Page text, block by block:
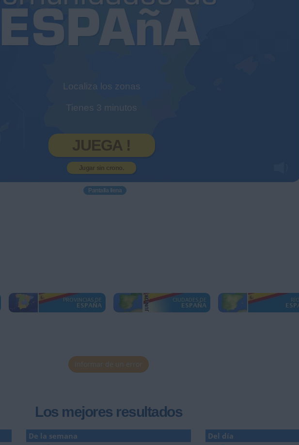
Localiza los zonas
Tienes 3 minutos
JUEGA !
Jugar sin crono.
Pantalla llena
Informar de un error
Los mejores resultados
De la semana
Del día